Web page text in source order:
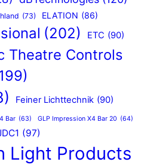
(73) ELATION (86)
(202) ETC (90)
Theatre Controls
Feiner Lichttechnik (90)
Bar (63) GLP Impression X4 Bar 20 (64)
(97)
Light Products